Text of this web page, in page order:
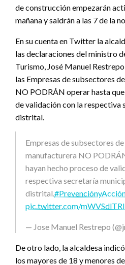
de construcción empezarán
mañana y saldrán a las 7 de la
En su cuenta en Twitter la
las declaraciones del ministro
Turismo, José Manuel
las Empresas de subsectores
NO PODRÁN operar hasta
de validación con la respectiva
distrital.
Empresas de subsectores
manufacturera NO
hayan hecho proceso de
respectiva secretaría
distrital.
pic.twitter.com/
— Jose Manuel Restrepo
De otro lado, la alcaldesa
los mayores de 18 y menores